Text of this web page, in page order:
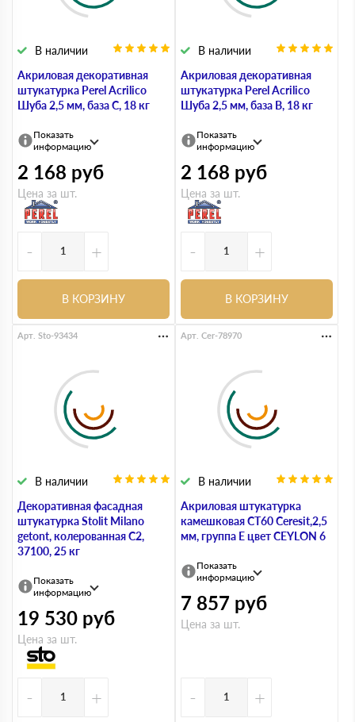
Акриловая декоративная
штукатурка Perel Acrilico
Шуба 2,5 мм, база С, 18 кг
В наличии
Показать
информацию
2 168 руб
Цена за шт.
- +
В КОРЗИНУ
Акриловая декоративная
штукатурка Perel Acrilico
Шуба 2,5 мм, база В, 18 кг
В наличии
Показать
информацию
2 168 руб
Цена за шт.
- +
В КОРЗИНУ
Декоративная фасадная
штукатурка Stolit Milano
getont, колерованная С2,
37100, 25 кг
В наличии
Арт. Sto-93434
Показать
информацию
19 530 руб
Цена за шт.
- +
Акриловая штукатурка
камешковая СТ60 Ceresit,2,5
мм, группа Е цвет CEYLON 6
В наличии
Арт. Cer-78970
Показать
информацию
7 857 руб
Цена за шт.
- +